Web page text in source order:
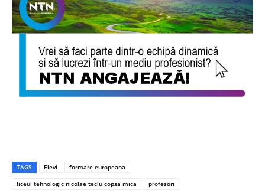
TAGS Elevi
formare europeana
liceul tehnologic nicolae teclu copsa mica
profesori